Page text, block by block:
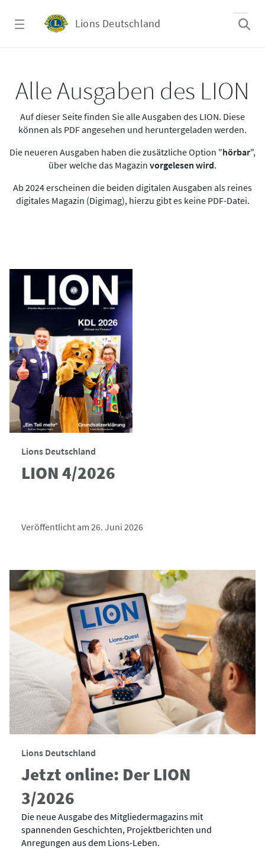
Lions Deutschland
Alle Ausgaben des LION
Auf dieser Seite finden Sie alle Ausgaben des LION. Diese
können als PDF angesehen und heruntergeladen werden.
Die neueren Ausgaben haben die zusätzliche Option "hörbar",
über welche das Magazin vorgelesen wird.
Ab 2024 erscheinen die beiden digitalen Ausgaben als reines
digitales Magazin (Digimag), hierzu gibt es keine PDF-Datei.
Lions Deutschland
LION 4/2026
Veröffentlicht am 26. Juni 2026
Lions Deutschland
Jetzt online: Der LION
3/2026
Die neue Ausgabe des Mitgliedermagazins mit
spannenden Geschichten, Projektberichten und
Anregungen aus dem Lions-Leben.